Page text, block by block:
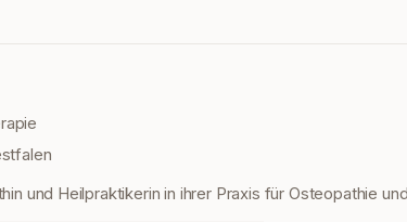
und Heilpraktikerin in ihrer Praxis für Osteopathie